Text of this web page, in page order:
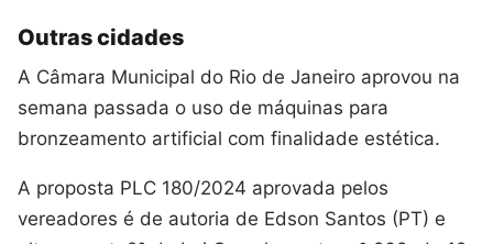
Outras cidades
A Câmara Municipal do Rio de Janeiro aprovou na
semana passada o uso de máquinas para
bronzeamento artificial com finalidade estética.
A proposta PLC 180/2024 aprovada pelos
vereadores é de autoria de Edson Santos (PT) e